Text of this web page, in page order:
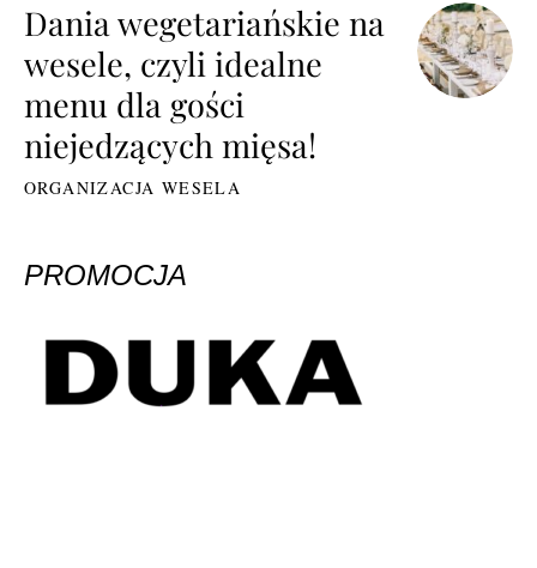
Dania wegetariańskie na
wesele, czyli idealne
menu dla gości
niejedzących mięsa!
ORGANIZACJA WESELA
PROMOCJA